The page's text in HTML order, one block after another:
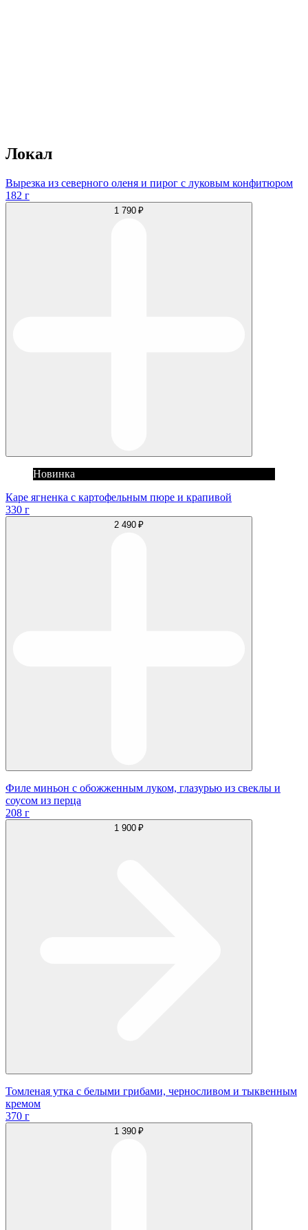
Локал
Вырезка из северного оленя и пирог с луковым конфитюром
182 г
1 790 ₽
Новинка
Каре ягненка с картофельным пюре и крапивой
330 г
2 490 ₽
Филе миньон с обожженным луком, глазурью из свеклы и
соусом из перца
208 г
1 900 ₽
Томленая утка с белыми грибами, черносливом и тыквенным
кремом
370 г
1 390 ₽